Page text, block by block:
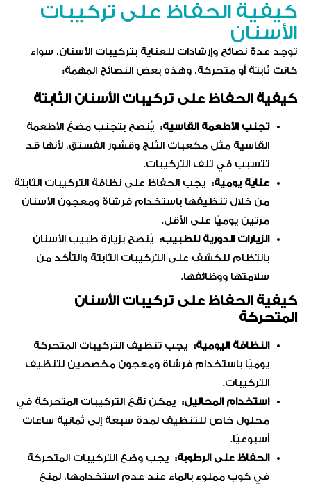
كيفية الحفاظ على تركيبات
الأسنان
توجد عدة نصائح وإرشادات للعناية بتركيبات الأسنان، سواء
كانت ثابتة أو متحركة، وهذه بعض النصائح المهمة:
كيفية الحفاظ على تركيبات الأسنان الثابتة
تجنب الأطعمة القاسية: يُنصح بتجنب مضغ الأطعمة
القاسية مثل مكعبات الثلج وقشور الفستق، لأنها قد
تتسبب في تلف التركيبات.
عناية يومية: يجب الحفاظ على نظافة التركيبات الثابتة
من خلال تنظيفها باستخدام فرشاة ومعجون الأسنان
مرتين يوميًا على الأقل.
الزيارات الدورية للطبيب: يُنصح بزيارة طبيب الأسنان
بانتظام للكشف على التركيبات الثابتة والتأكد من
سلامتها ووظائفها.
كيفية الحفاظ على تركيبات الأسنان
المتحركة
النظافة اليومية: يجب تنظيف التركيبات المتحركة
يوميًا باستخدام فرشاة ومعجون مخصصين لتنظيف
التركيبات.
استخدام المحاليل: يمكن نقع التركيبات المتحركة في
محلول خاص للتنظيف لمدة سبعة إلى ثمانية ساعات
أسبوعيًا.
الحفاظ على الرطوبة: يجب وضع التركيبات المتحركة
في كوب مملوء بالماء عند عدم استخدامها، لمنع